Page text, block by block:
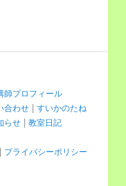
師プロフィール
合わせ
すいかのたね
らせ
教室日記
プライバシーポリシー